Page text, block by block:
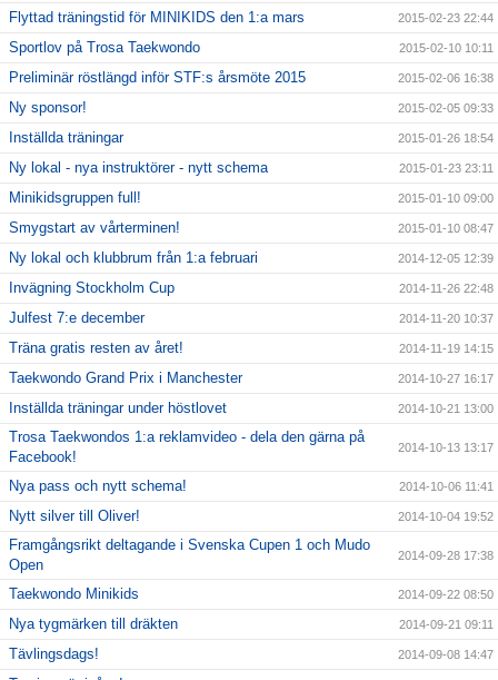
Flyttad träningstid för MINIKIDS den 1:a mars 2015-02-23 22:44
Sportlov på Trosa Taekwondo 2015-02-10 10:11
Preliminär röstlängd inför STF:s årsmöte 2015 2015-02-06 16:38
Ny sponsor! 2015-02-05 09:33
Inställda träningar 2015-01-26 18:54
Ny lokal - nya instruktörer - nytt schema 2015-01-23 23:11
Minikidsgruppen full! 2015-01-10 09:00
Smygstart av vårterminen! 2015-01-10 08:47
Ny lokal och klubbrum från 1:a februari 2014-12-05 12:39
Invägning Stockholm Cup 2014-11-26 22:48
Julfest 7:e december 2014-11-20 10:37
Träna gratis resten av året! 2014-11-19 14:15
Taekwondo Grand Prix i Manchester 2014-10-27 16:17
Inställda träningar under höstlovet 2014-10-21 13:00
Trosa Taekwondos 1:a reklamvideo - dela den gärna på
Facebook!
2014-10-13 13:17
Nya pass och nytt schema! 2014-10-06 11:41
Nytt silver till Oliver! 2014-10-04 19:52
Framgångsrikt deltagande i Svenska Cupen 1 och Mudo
Open
2014-09-28 17:38
Taekwondo Minikids 2014-09-22 08:50
Nya tygmärken till dräkten 2014-09-21 09:11
Tävlingsdags! 2014-09-08 14:47